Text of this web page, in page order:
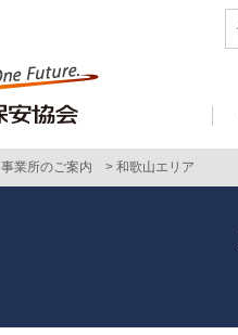
事業所のご案内 > 和歌山エリア